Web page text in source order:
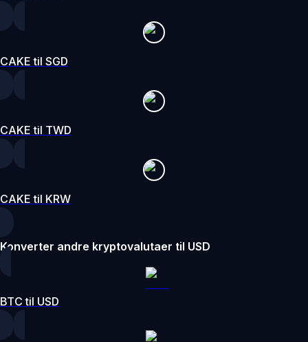
CAKE til SGD
CAKE til TWD
CAKE til KRW
Konverter andre kryptovalutaer til USD
BTC til USD